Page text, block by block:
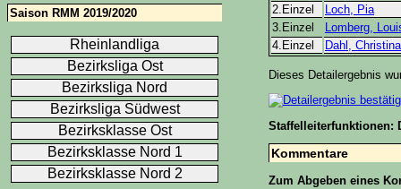
2.Einzel
Loch, Pia
3.Einzel
Lomberg,
4.Einzel
Dahl, Christina
Dieses Detailergebnis
Staffelleiterfunktionen:
Kommentare
Zum Abgeben eines
Saison RMM 2019/2020
Rheinlandliga
Bezirksliga Ost
Bezirksliga Nord
Bezirksliga Südwest
Bezirksklasse Ost
Bezirksklasse Nord 1
Bezirksklasse Nord 2